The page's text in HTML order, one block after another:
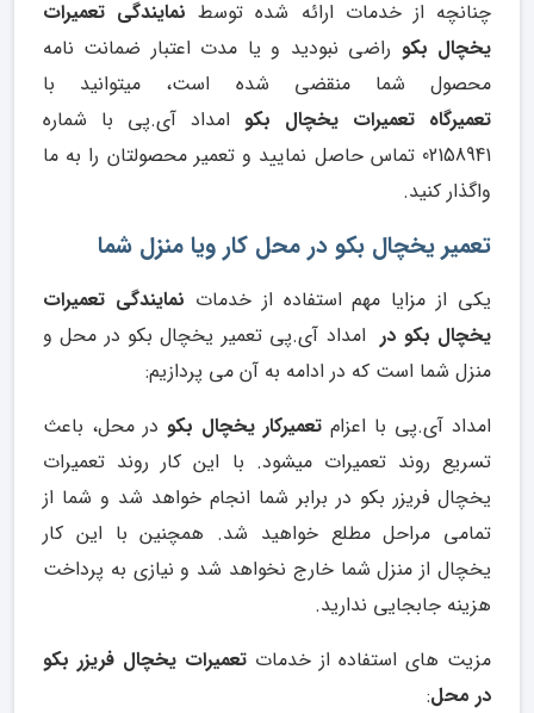
چنانچه از خدمات ارائه شده توسط نمایندگی تعمیرات
یخچال بکو راضی نبودید و یا مدت اعتبار ضمانت نامه
محصول شما منقضی شده است، میتوانید با
تعمیرگاه تعمیرات یخچال بکو امداد آی.پی با شماره
02158941 تماس حاصل نمایید و تعمیر محصولتان را به ما
واگذار کنید.
تعمیر یخچال بکو در محل کار ویا منزل شما
یکی از مزایا مهم استفاده از خدمات نمایندگی تعمیرات
یخچال بکو در امداد آی.پی تعمیر یخچال بکو در محل و
منزل شما است که در ادامه به آن می پردازیم:
امداد آی.پی با اعزام تعمیرکار یخچال بکو در محل، باعث
تسریع روند تعمیرات میشود. با این کار روند تعمیرات
یخچال فریزر بکو در برابر شما انجام خواهد شد و شما از
تمامی مراحل مطلع خواهید شد. همچنین با این کار
یخچال از منزل شما خارج نخواهد شد و نیازی به پرداخت
هزینه جابجایی ندارید.
مزیت های استفاده از خدمات تعمیرات یخچال فریزر بکو
در محل: